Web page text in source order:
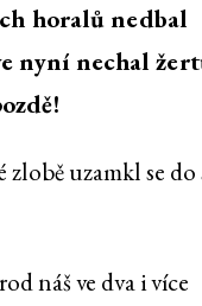
horalů nedbal
nyní nechal
uzamkl se do
náš ve dva i více